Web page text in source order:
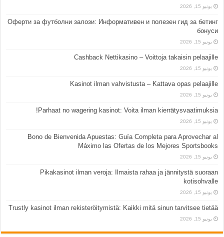
يونيو 15, 2026
Оферти за футболни залози: Информативен и полезен гид за бетинг
бонуси
يونيو 15, 2026
Cashback Nettikasino – Voittoja takaisin pelaajille
يونيو 15, 2026
Kasinot ilman vahvistusta – Kattava opas pelaajille
يونيو 15, 2026
Parhaat no wagering kasinot: Voita ilman kierrätysvaatimuksia!
يونيو 15, 2026
Bono de Bienvenida Apuestas: Guía Completa para Aprovechar al
Máximo las Ofertas de los Mejores Sportsbooks
يونيو 15, 2026
Pikakasinot ilman veroja: Ilmaista rahaa ja jännitystä suoraan
kotisohvalle
يونيو 15, 2026
Trustly kasinot ilman rekisteröitymistä: Kaikki mitä sinun tarvitsee tietää
يونيو 15, 2026